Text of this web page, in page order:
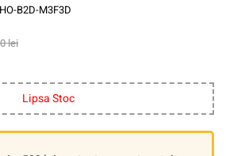
B2D-M3F3D
lei
Lipsa Stoc